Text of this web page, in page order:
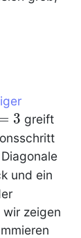
3 greift
Diagonale
und ein
wir zeigen